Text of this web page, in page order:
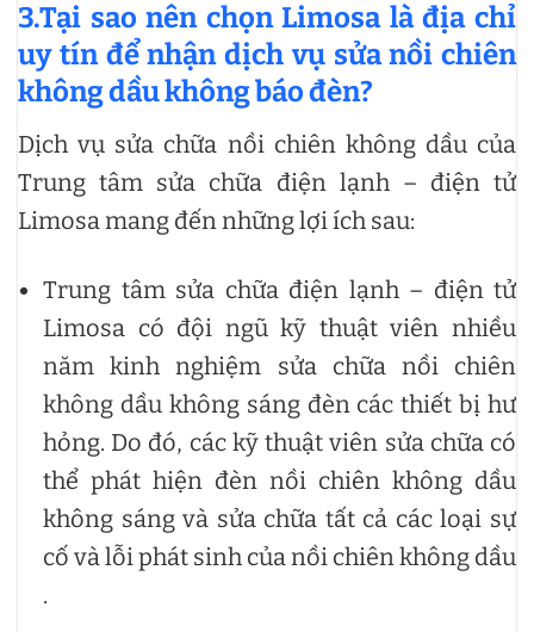
3.Tại sao nên chọn Limosa là địa chỉ
uy tín để nhận dịch vụ sửa nồi chiên
không dầu không báo đèn?
Dịch vụ sửa chữa nồi chiên không dầu của
Trung tâm sửa chữa điện lạnh – điện tử
Limosa mang đến những lợi ích sau:
Trung tâm sửa chữa điện lạnh – điện tử
Limosa có đội ngũ kỹ thuật viên nhiều
năm kinh nghiệm sửa chữa nồi chiên
không dầu không sáng đèn các thiết bị hư
hỏng. Do đó, các kỹ thuật viên sửa chữa có
thể phát hiện đèn nồi chiên không dầu
không sáng và sửa chữa tất cả các loại sự
cố và lỗi phát sinh của nồi chiên không dầu
.